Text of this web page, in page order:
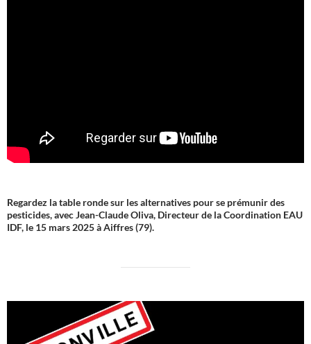
Regardez la table ronde sur les alternatives pour se prémunir des
pesticides, avec Jean-Claude Oliva, Directeur de la Coordination EAU
IDF, le 15 mars 2025 à Aiffres (79).